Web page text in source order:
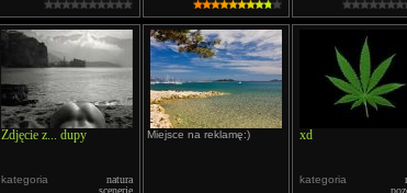
Zdjęcie z... dupy
kategoria
natura
scenerie
Miejsce na reklamę:) xd
kategoria